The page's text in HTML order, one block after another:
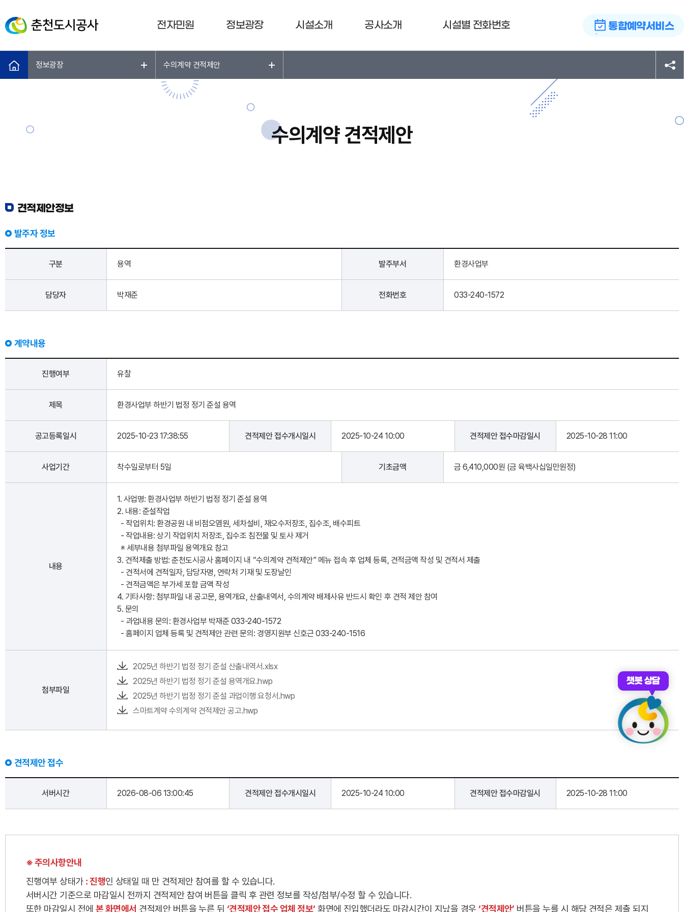
전자민원 정보광장 시설소개 공사소개 시설별 전화번호 통합예약서비스
정보광장 수의계약 견적제안
수의계약 견적제안
견적제안정보
발주자 정보
구분 용역 발주부서 환경사업부
담당자 박재준 전화번호 033-240-1572
계약내용
진행여부 유찰
제목 환경사업부 하반기 법정 정기 준설 용역
공고등록일시 2025-10-23 17:38:55 견적제안 접수개시일시 2025-10-24 10:00 견적제안 접수마감일시 2025-10-28 11:00
사업기간 착수일로부터 5일 기초금액 금 6,410,000원 (금육백사십일만원정)
내용
1. 사업명: 환경사업부 하반기 법정 정기 준설 용역
2. 내용: 준설작업
- 작업위치: 환경공원 내 비점오염원, 세차설비, 재오수저장조, 집수조, 배수피트
- 작업내용: 상기 작업위치 저장조, 집수조 침전물 및 토사 제거
※ 세부내용 첨부파일 용역개요 참고
3. 견적제출 방법: 춘천도시공사 홈페이지 내 “수의계약 견적제안” 메뉴 접속 후 업체 등록, 견적금액 작성 및 견적서 제출
- 견적서에 견적일자, 담당자명, 연락처 기재 및 도장날인
- 견적금액은 부가세 포함 금액 작성
4. 기타사항: 첨부파일 내 공고문, 용역개요, 산출내역서, 수의계약 배제사유 반드시 확인 후 견적 제안 참여
5. 문의
- 과업내용 문의: 환경사업부 박재준 033-240-1572
- 홈페이지 업체 등록 및 견적제안 관련 문의: 경영지원부 신호근 033-240-1516
첨부파일
2025년 하반기 법정 정기 준설 산출내역서.xlsx
2025년 하반기 법정 정기 준설 용역개요.hwp
2025년 하반기 법정 정기 준설 과업이행 요청서.hwp
스마트계약 수의계약 견적제안 공고.hwp
견적제안 접수
서버시간 2026-08-06 13:00:45 견적제안 접수개시일시 2025-10-24 10:00 견적제안 접수마감일시 2025-10-28 11:00
※ 주의사항안내
진행여부 상태가 : 진행인 상태일 때 만 견적제안 참여를 할 수 있습니다.
서버시간 기준으로 마감일시 전까지 견적제안 참여 버튼을 클릭 후 관련 정보를 작성/첨부/수정 할 수 있습니다.
또한 마감일시 전에본 화면에서 견적제안 버튼을 누른 뒤 ‘견적제안 접수 업체 정보’ 화면에 진입했더라도 마감시간이 지났을 경우 ‘견적제안’ 버튼을 누를 시 해당 견적은 제출 되지
챗봇 상담